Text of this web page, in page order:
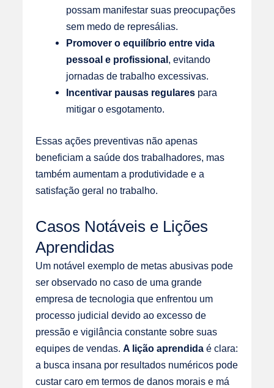
possam manifestar suas preocupações
sem medo de represálias.
Promover o equilíbrio entre vida
pessoal e profissional, evitando
jornadas de trabalho excessivas.
Incentivar pausas regularespara
mitigar o esgotamento.
Essas ações preventivas não apenas
beneficiam a saúde dos trabalhadores, mas
também aumentam a produtividade e a
satisfação geral no trabalho.
Casos Notáveis e Lições
Aprendidas
Um notável exemplo de metas abusivas pode
ser observado no caso de uma grande
empresa de tecnologia que enfrentou um
processo judicial devido ao excesso de
pressão e vigilância constante sobre suas
equipes de vendas.A lição aprendida é clara:
a busca insana por resultados numéricos pode
custar caro em termos de danos morais e má